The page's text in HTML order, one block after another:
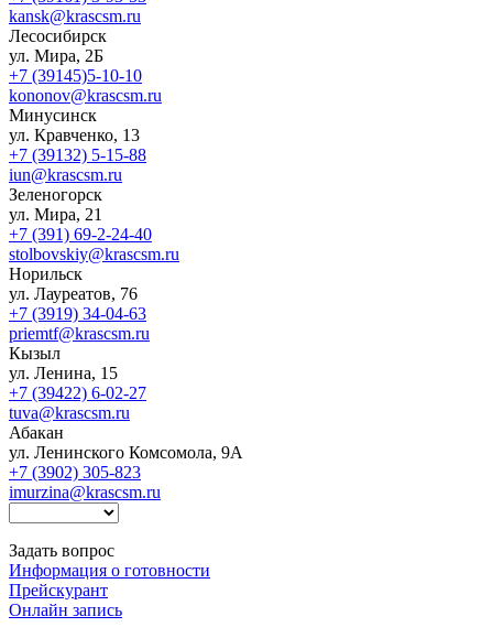
kansk@krascsm.ru
Лесосибирск
ул. Мира, 2Б
+7 (39145)5-10-10
kononov@krascsm.ru
Минусинск
ул. Кравченко, 13
+7 (39132) 5-15-88
iun@krascsm.ru
Зеленогорск
ул. Мира, 21
+7 (391) 69-2-24-40
stolbovskiy@krascsm.ru
Норильск
ул. Лауреатов, 76
+7 (3919) 34-04-63
priemtf@krascsm.ru
Кызыл
ул. Ленина, 15
+7 (39422) 6-02-27
tuva@krascsm.ru
Абакан
ул. Ленинского Комсомола, 9А
+7 (3902) 305-823
imurzina@krascsm.ru
Задать вопрос
Информация о готовности
Прейскурант
Онлайн запись